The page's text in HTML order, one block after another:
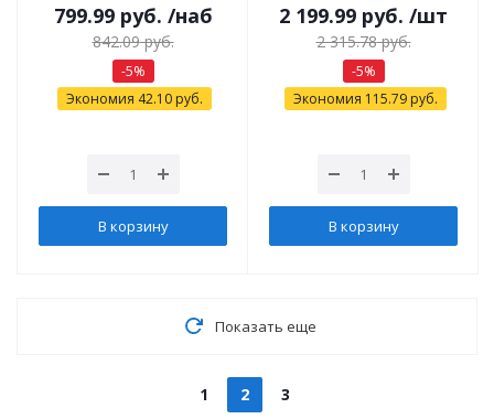
799.99руб. /наб
842.09руб.
-5%
Экономия 42.10 руб.
В корзину
2 199.99 руб. /шт
2 315.78руб.
-5%
Экономия 115.79руб.
В корзину
Показать еще
1 2 3